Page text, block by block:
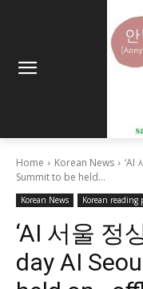
Home Korean News
‘AI
Summit to be held...
Korean News Korean reading
‘AI 서울 정
day AI